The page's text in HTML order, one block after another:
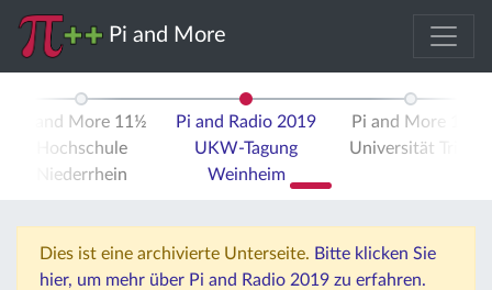
Pi and More
Pi and More 11½
Hochschule
Niederrhein
Pi and Radio 2019
UKW-Tagung
Weinheim
Pi and More 12
Universität Trier
Dies ist eine archivierte Unterseite. Bitte klicken Sie
hier, um mehr über Pi and Radio 2019 zu erfahren.